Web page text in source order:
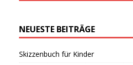
NEUESTE BEITRÄGE
Skizzenbuch für Kinder